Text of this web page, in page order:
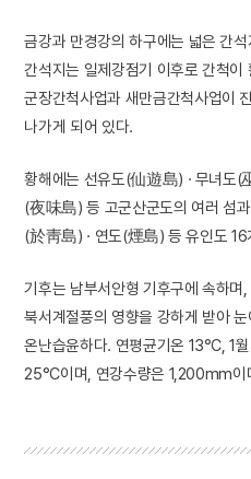
금강과 만경강의 하구에는 넓은 간
간석지는 일제강점기 이후로 간척이
군장간척사업과 새만금간척사업이
나가게 되어 있다.
황해에는 선유도(仙遊島) · 무녀도(
(夜味島) 등 고군산군도의 여러 섬
(於靑島) · 연도(煙島) 등 유인도
기후는 남부서안형 기후구에 속하며
북서계절풍의 영향을 강하게 받아
온난습윤하다. 연평균기온 13°C, 1
25°C이며, 연강수량은 1,200mm이